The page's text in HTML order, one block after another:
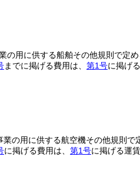
の用に供する船舶その他規則で定め
までに掲げる費用は、 第1号に掲げ
の用に供する航空機その他規則で
に掲げる費用は、 第1号に掲げる運